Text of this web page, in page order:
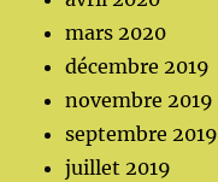
mars 2020
décembre 2019
novembre 2019
septembre 2019
juillet 2019